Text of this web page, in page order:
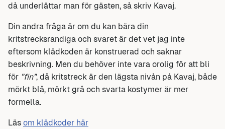
då underlättar man för gästen, så skriv Kavaj.
Din andra fråga är om du kan bära din
kritstrecksrandiga och svaret är det vet jag inte
eftersom klädkoden är konstruerad och saknar
beskrivning. Men du behöver inte vara orolig för att bli
för ”fin”, då kritstreck är den lägsta nivån på Kavaj, både
mörkt blå, mörkt grå och svarta kostymer är mer
formella.
Läs om klädkoder här